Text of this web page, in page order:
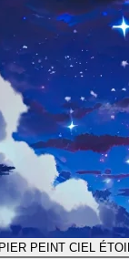
PEINT CIEL